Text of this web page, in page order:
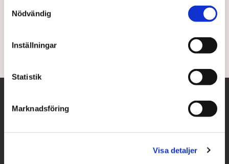
Nödvändig
Inställningar
Statistik
Marknadsföring
Visa detaljer
Sveriges första proteinfabrik har nyligen invigts i
4 years ago | Av: Zoran Cale